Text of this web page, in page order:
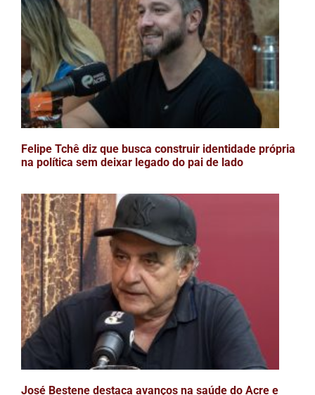
Felipe Tchê diz que busca construir identidade própria
na política sem deixar legado do pai de lado
José Bestene destaca avanços na saúde do Acre e